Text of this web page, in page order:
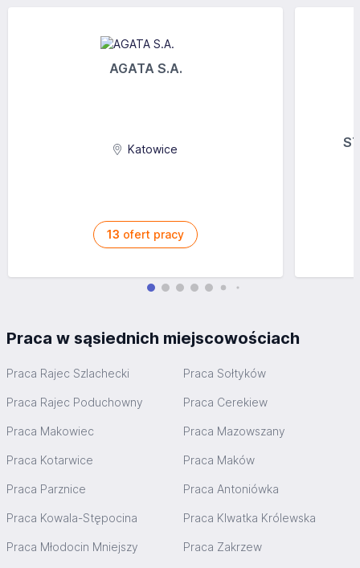
AGATA S.A.
Katowice
13 ofert pracy
Praca w sąsiednich miejscowościach
Praca Rajec Szlachecki Praca Sołtyków
Praca Rajec Poduchowny Praca Cerekiew
Praca Makowiec Praca Mazowszany
Praca Kotarwice Praca Maków
Praca Parznice Praca Antoniówka
Praca Kowala-Stępocina Praca Klwatka Królewska
Praca Młodocin Mniejszy Praca Zakrzew